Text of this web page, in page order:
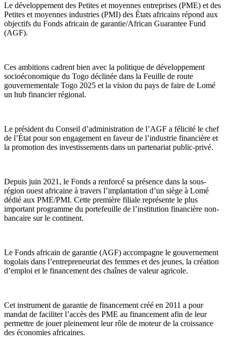
Le développement des Petites et moyennes entreprises (PME) et des
Petites et moyennes industries (PMI) des États africains répond aux
objectifs du Fonds africain de garantie/African Guarantee Fund
(AGF).
Ces ambitions cadrent bien avec la politique de développement
socioéconomique du Togo déclinée dans la Feuille de route
gouvernementale Togo 2025 et la vision du pays de faire de Lomé
un hub financier régional.
Le président du Conseil d’administration de l’AGF a félicité le chef
de l’État pour son engagement en faveur de l’industrie financière et
la promotion des investissements dans un partenariat public-privé.
Depuis juin 2021, le Fonds a renforcé sa présence dans la sous-
région ouest africaine à travers l’implantation d’un siège à Lomé
dédié aux PME/PMI. Cette première filiale représente le plus
important programme du portefeuille de l’institution financière non-
bancaire sur le continent.
Le Fonds africain de garantie (AGF) accompagne le gouvernement
togolais dans l’entrepreneuriat des femmes et des jeunes, la création
d’emploi et le financement des chaînes de valeur agricole.
Cet instrument de garantie de financement créé en 2011 a pour
mandat de faciliter l’accès des PME au financement afin de leur
permettre de jouer pleinement leur rôle de moteur de la croissance
des économies africaines.